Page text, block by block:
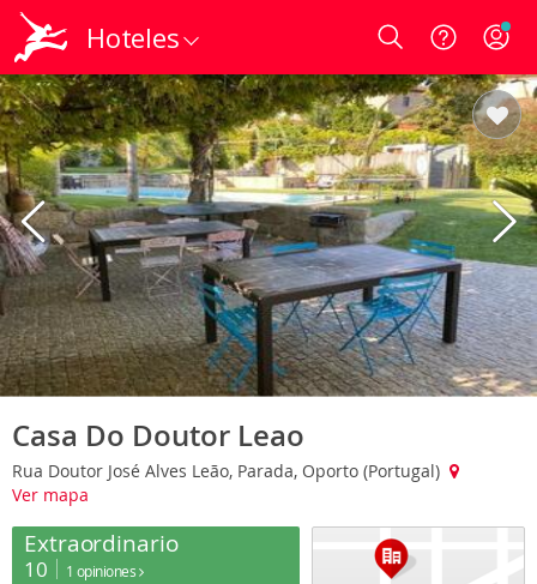
Hoteles Login
Casa Do Doutor Leao
Rua Doutor José Alves Leão, Parada, Oporto (Portugal)
Ver mapa
Extraordinario
10 1 opiniones